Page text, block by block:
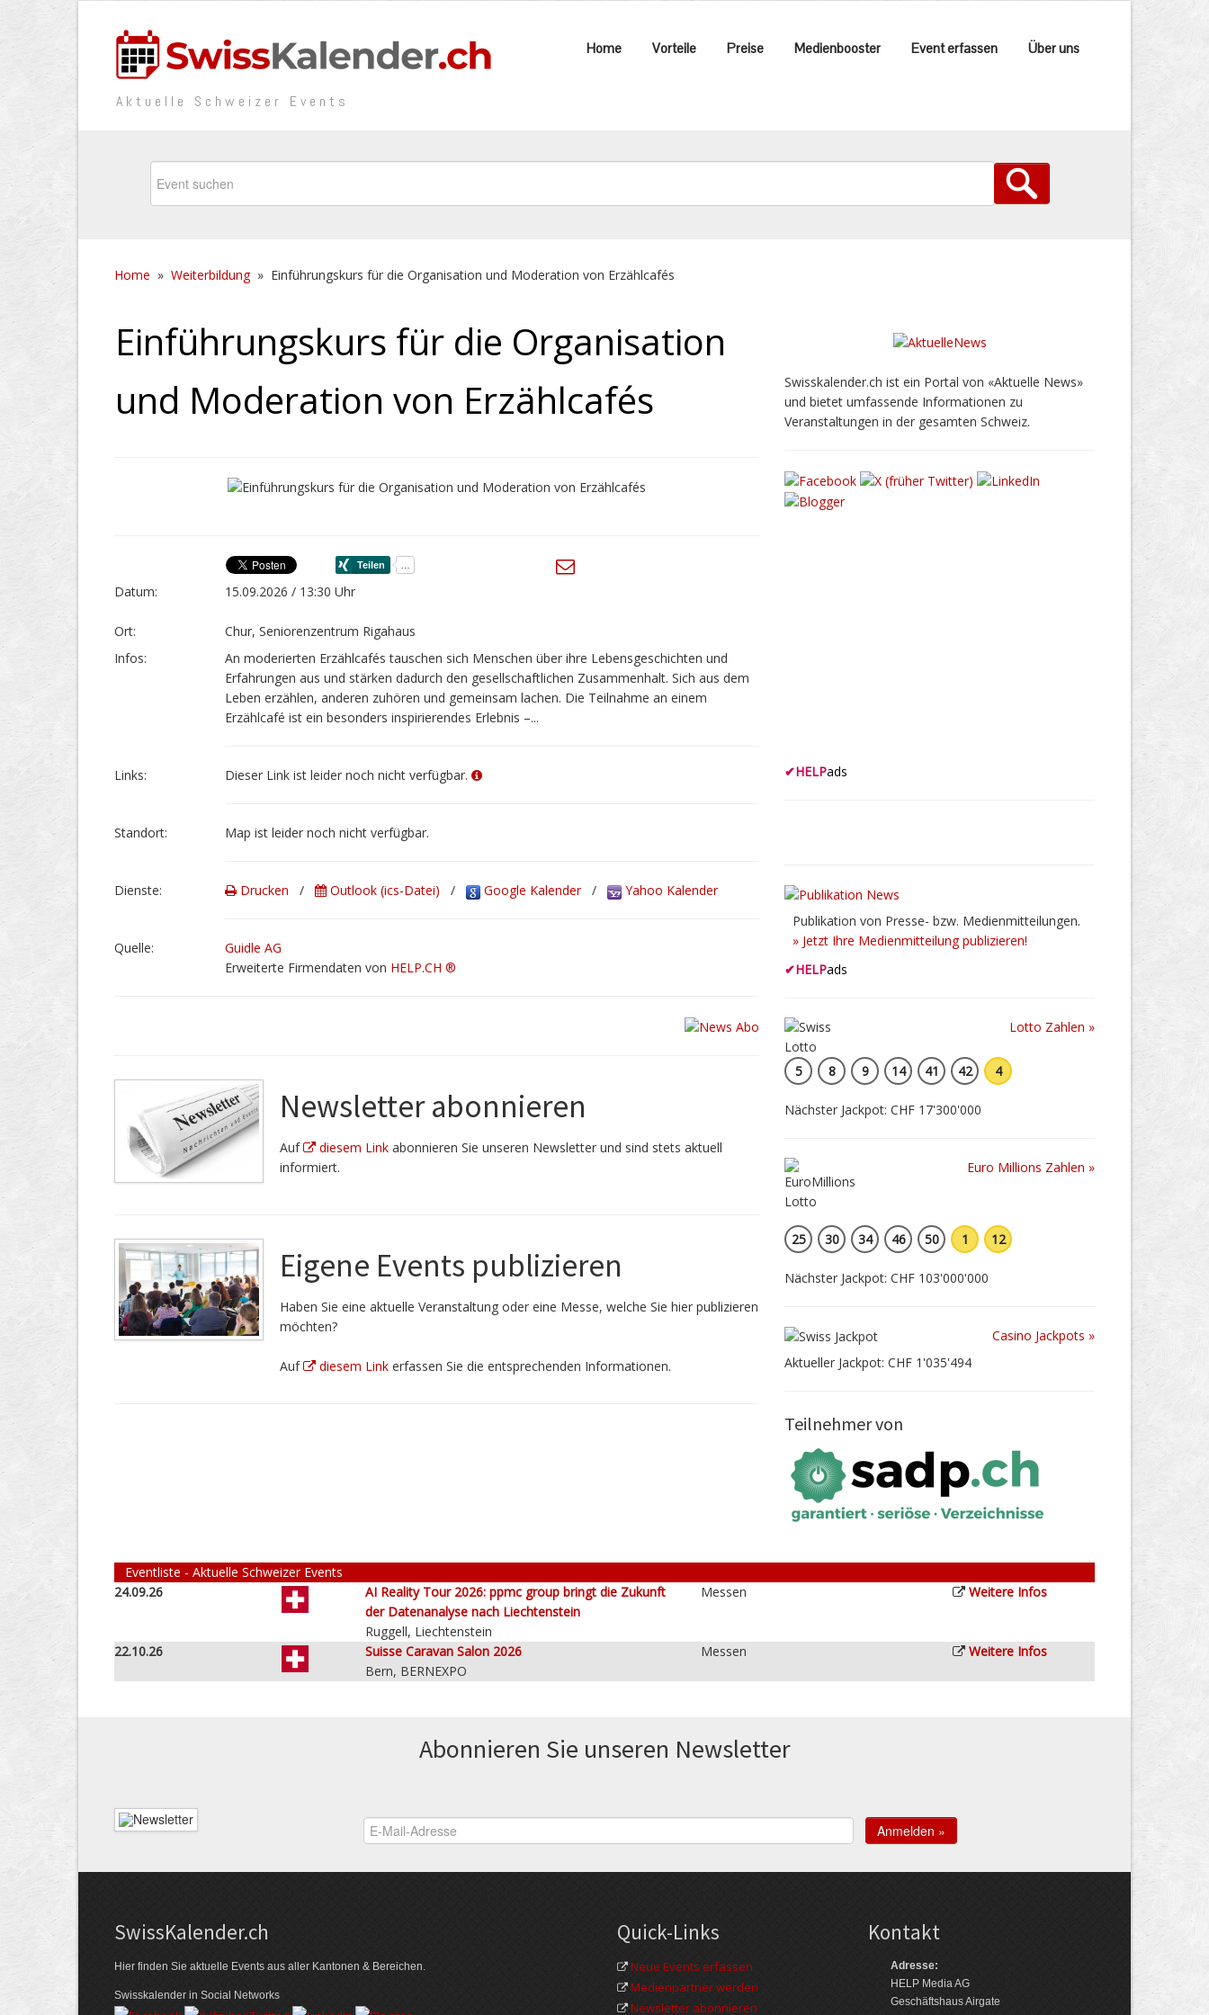
Aktuelle Schweizer Events
Home Vorteile Preise Medienbooster Event erfassen Über uns
Home » Weiterbildung» Einführungskurs für die Organisation und Moderation von Erzählcafés
Einführungskurs für die Organisation
und Moderation von Erzählcafés
Datum: 15.09.2026 / 13:30 Uhr
Ort:
Chur, Seniorenzentrum Rigahaus
Infos:
An moderierten Erzählcafés tauschen sich Menschen über ihre Lebensgeschichten und
Erfahrungen aus und stärken dadurch den gesellschaftlichen Zusammenhalt. Sich aus dem
Leben erzählen, anderen zuhören und gemeinsam lachen. Die Teilnahme an einem
Erzählcafé ist ein besonders inspirierendes Erlebnis –...
Links: Dieser Link ist leider noch nicht verfügbar.
Stand­ort: Map ist leider noch nicht verfügbar.
Dienste: Drucken / Outlook (ics-Datei) / Google Kalender/ Yahoo Kalender
Quelle:
Guidle AG
Erweiterte Firmendaten von HELP.CH ®
Newsletter abonnieren
Auf diesem Linkabonnieren Sie unseren Newsletter und sind stets aktuell
informiert.
Eigene Events publizieren
Haben Sie eine aktuelle Veranstaltung oder eine Messe, welche Sie hier publizieren
möchten?
Auf diesem Linkerfassen Sie die entsprechenden Informationen.
Swisskalender.ch ist ein Portal von «Aktuelle News»
und bietet umfassende Informationen zu
Veranstaltungen in der gesamten Schweiz.
✔HELPads
Publikation von Presse- bzw. Medienmitteilungen.
» Jetzt Ihre Medienmitteilung publizieren!
✔HELPads
Lotto Zahlen »
5 8 9 14 41 42 4
Nächster Jackpot: CHF 17'300'000
Euro Millions Zahlen »
25 30 34 46 50 1 12
Nächster Jackpot: CHF 103'000'000
Casino Jackpots »
Aktueller Jackpot: CHF 1'035'494
Teilnehmer von
Eventliste - Aktuelle Schweizer Events
24.09.26
AI Reality Tour 2026: ppmc group bringt die Zukunft
der Datenanalyse nach Liechtenstein
Ruggell, Liechtenstein
Messen Weitere Infos
22.10.26
Suisse Caravan Salon 2026
Bern, BERNEXPO
Messen Weitere Infos
Abonnieren Sie unseren News­letter
Swiss­Kalender.ch
Hier finden Sie aktuelle Events aus aller Kantonen & Bereichen.
Swisskalender in Social Networks
Quick-Links
Neue Events erfassen
Medienpartner werden
Newsletter abonnieren
Kontakt
Adresse:
HELP Media AG
Geschäftshaus Airgate